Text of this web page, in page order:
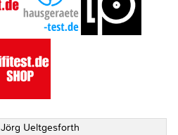
Jörg Ueltgesforth